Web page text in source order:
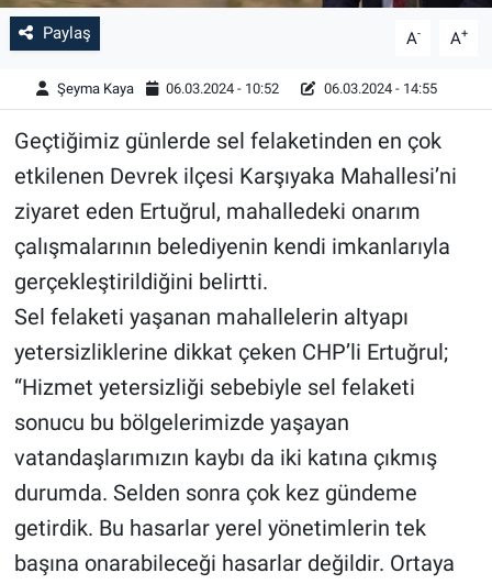
Paylaş A- A+
Şeyma Kaya 06.03.2024 - 10:52 06.03.2024 - 14:55
Geçtiğimiz günlerde sel felaketinden en çok
etkilenen Devrek ilçesi Karşıyaka Mahallesi’ni
ziyaret eden Ertuğrul, mahalledeki onarım
çalışmalarının belediyenin kendi imkanlarıyla
gerçekleştirildiğini belirtti.
Sel felaketi yaşanan mahallelerin altyapı
yetersizliklerine dikkat çeken CHP’li Ertuğrul;
“Hizmet yetersizliği sebebiyle sel felaketi
sonucu bu bölgelerimizde yaşayan
vatandaşlarımızın kaybı da iki katına çıkmış
durumda. Selden sonra çok kez gündeme
getirdik. Bu hasarlar yerel yönetimlerin tek
başına onarabileceği hasarlar değildir. Ortaya